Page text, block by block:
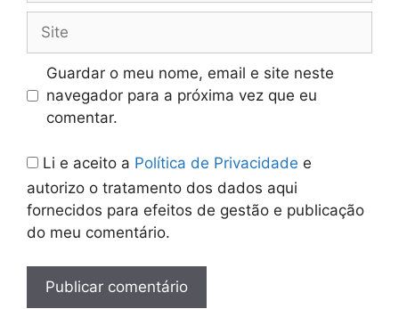
Site
Guardar o meu nome, email e site neste
navegador para a próxima vez que eu
comentar.
Li e aceito a Política de Privacidade e
autorizo o tratamento dos dados aqui
fornecidos para efeitos de gestão e publicação
do meu comentário.